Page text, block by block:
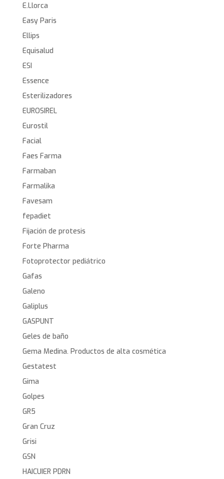
E.Llorca
Easy Paris
Ellips
Equisalud
ESI
Essence
Esterilizadores
EUROSIREL
Eurostil
Facial
Faes Farma
Farmaban
Farmalika
Favesam
fepadiet
Fijación de protesis
Forte Pharma
Fotoprotector pediátrico
Gafas
Galeno
Galiplus
GASPUNT
Geles de baño
Gema Medina. Productos de alta cosmética
Gestatest
Gima
Golpes
GR5
Gran Cruz
Grisi
GSN
HAICUIER PDRN